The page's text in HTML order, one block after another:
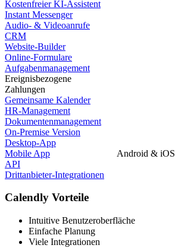
Kostenfreier KI-Assistent
Instant Messenger
Audio- & Videoanrufe
CRM
Website-Builder
Online-Formulare
Aufgabenmanagement
Ereignisbezogene
Zahlungen
Gemeinsame Kalender
HR-Management
Dokumentenmanagement
On-Premise Version
Desktop-App
Mobile App
Android & iOS
API
Drittanbieter-Integrationen
Calendly Vorteile
Intuitive Benutzeroberfläche
Einfache Planung
Viele Integrationen